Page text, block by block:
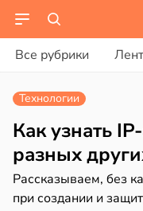
Все рубрики
Технологии
Как узнать
разных
Рассказываем, без
при создании и